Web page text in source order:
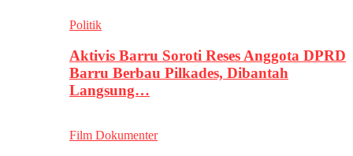
Politik
Aktivis Barru Soroti Reses Anggota DPRD
Barru Berbau Pilkades, Dibantah
Langsung…
Film Dokumenter